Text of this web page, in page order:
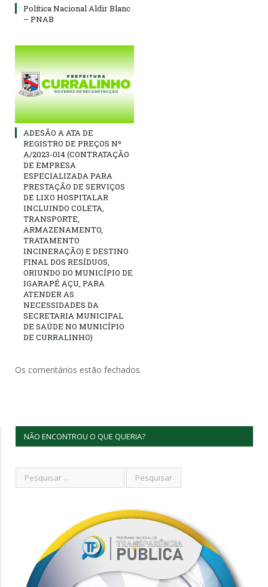
Política Nacional Aldir Blanc
– PNAB
ADESÃO A ATA DE
REGISTRO DE PREÇOS Nº
A/2023-014 (CONTRATAÇÃO
DE EMPRESA
ESPECIALIZADA PARA
PRESTAÇÃO DE SERVIÇOS
DE LIXO HOSPITALAR
INCLUINDO COLETA,
TRANSPORTE,
ARMAZENAMENTO,
TRATAMENTO
INCINERAÇÃO) E DESTINO
FINAL DOS RESÍDUOS,
ORIUNDO DO MUNICÍPIO DE
IGARAPÉ AÇU, PARA
ATENDER AS
NECESSIDADES DA
SECRETARIA MUNICIPAL
DE SAÚDE NO MUNICÍPIO
DE CURRALINHO)
Os comentários estão fechados.
NÃO ENCONTROU O QUE QUERIA?